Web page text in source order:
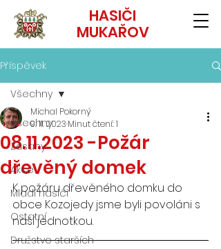
HASIČI
MUKAŘOV
Příspěvek
Všechny
Zásahy
Akce
Mladí hasiči
Ostatní
Družstvo starších
Všechny
08.11.2023 -Požár
dřevěný domek
Michal Pokorný
9. 11. 2023 Minut čtení: 1
K požáru dřevěného domku do
obce Kozojedy jsme byli povoláni s
naší jednotkou.